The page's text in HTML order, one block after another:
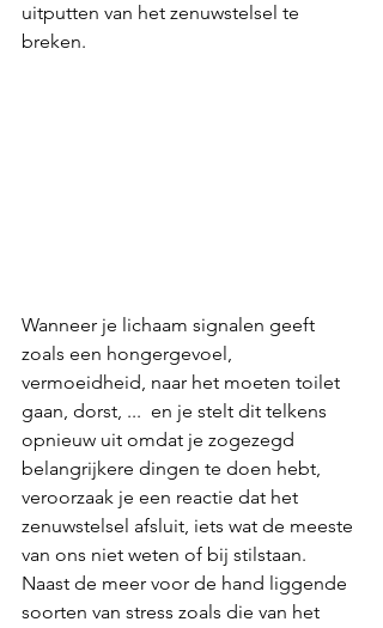
uitputten van het zenuwstelsel te
breken.
Wanneer je lichaam signalen geeft
zoals een hongergevoel,
vermoeidheid, naar het moeten toilet
gaan, dorst, ...  en je stelt dit telkens
opnieuw uit omdat je zogezegd
belangrijkere dingen te doen hebt,
veroorzaak je een reactie dat het
zenuwstelsel afsluit, iets wat de meeste
van ons niet weten of bij stilstaan.
Naast de meer voor de hand liggende
soorten van stress zoals die van het